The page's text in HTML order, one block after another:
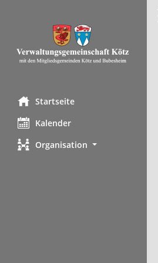
Startseite
Kalender
Organisation